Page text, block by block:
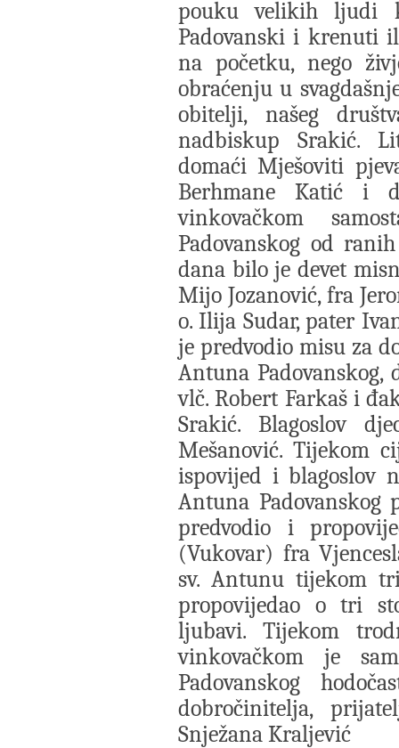
pouku velikih ljudi
Padovanski i krenuti
na početku, nego
obraćenju u
obitelji, našeg
nadbiskup Srakić.
domaći Mješoviti
Berhmane Katić i
vinkovačkom
Padovanskog od
dana bilo je devet
Mijo Jozanović, fra
o. Ilija Sudar, pater
je predvodio misu za
Antuna
vlč. Robert Farkaš i
Srakić. Blagoslov
Mešanović. Tijekom
ispovijed i blagoslov
Antuna
predvodio i
(Vukovar) fra
sv. Antunu tijekom
propovijedao o tri
ljubavi. Tijekom
vinkovačkom je
Padovanskog
dobročinitelja,
Snježana Kraljević